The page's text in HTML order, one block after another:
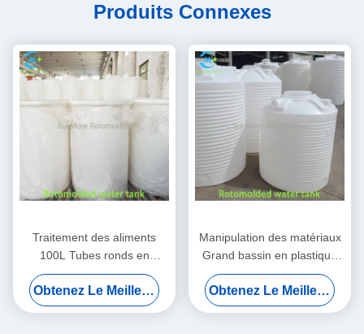
Produits Connexes
Traitement des aliments
100L Tubes ronds en
plastique avec structure
haute / basse en LLDPE
moulé en rotation
Obtenez Le Meilleur Prix
Manipulation des matériaux
Grand bassin en plastique
rond 1000L Pour les
systèmes industrielsObtenez Le Meilleur Prix